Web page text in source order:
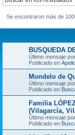
Se encontraron más de
BUSQUEDA
Último mensaje por
Publicado en
Mondelo de
Último mensaje por
Publicado en
Familia
(Vilagarcía,
Último mensaje por
Publicado en